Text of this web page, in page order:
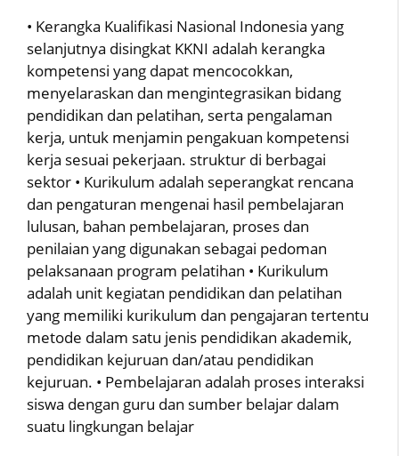
• Kerangka Kualifikasi Nasional Indonesia yang
selanjutnya disingkat KKNI adalah kerangka
kompetensi yang dapat mencocokkan,
menyelaraskan dan mengintegrasikan bidang
pendidikan dan pelatihan, serta pengalaman
kerja, untuk menjamin pengakuan kompetensi
kerja sesuai pekerjaan. struktur di berbagai
sektor • Kurikulum adalah seperangkat rencana
dan pengaturan mengenai hasil pembelajaran
lulusan, bahan pembelajaran, proses dan
penilaian yang digunakan sebagai pedoman
pelaksanaan program pelatihan • Kurikulum
adalah unit kegiatan pendidikan dan pelatihan
yang memiliki kurikulum dan pengajaran tertentu
metode dalam satu jenis pendidikan akademik,
pendidikan kejuruan dan/atau pendidikan
kejuruan. • Pembelajaran adalah proses interaksi
siswa dengan guru dan sumber belajar dalam
suatu lingkungan belajar